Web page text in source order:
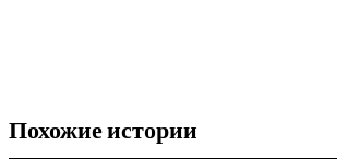
Похожие истории